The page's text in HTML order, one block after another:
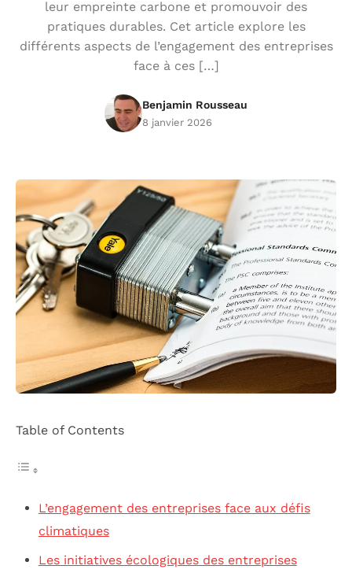
leur empreinte carbone et promouvoir des
pratiques durables. Cet article explore les
différents aspects de l’engagement des entreprises
face à ces […]
Benjamin Rousseau
8 janvier 2026
Table of Contents
L’engagement des entreprises face aux défis
climatiques
Les initiatives écologiques des entreprises